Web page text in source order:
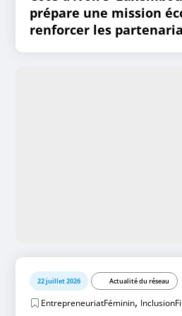
prépare une mission
renforcer les
22 juillet 2026 Actualité du réseau
EntrepreneuriatFéminin,